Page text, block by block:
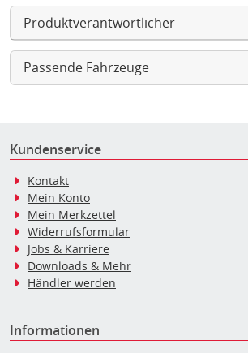
Produktverantwortlicher
Passende Fahrzeuge
Kundenservice
Kontakt
Mein Konto
Mein Merkzettel
Widerrufsformular
Jobs & Karriere
Downloads & Mehr
Händler werden
Informationen